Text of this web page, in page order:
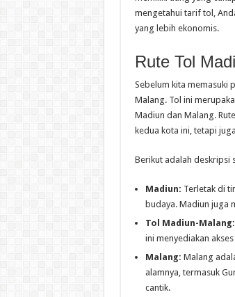
mengetahui tarif tol,
yang lebih ekonomis.
Rute Tol
Sebelum kita memasuki
Malang. Tol ini
Madiun dan Malang.
kedua kota ini, tetapi
Berikut adalah deskripsi
Madiun: Terletak di
budaya. Madiun juga
Tol Madiun-Malang:
ini menyediakan
Malang: Malang
alamnya, termasuk
cantik.